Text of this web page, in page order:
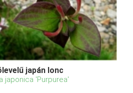
japán lonc
japonica 'Purpurea'